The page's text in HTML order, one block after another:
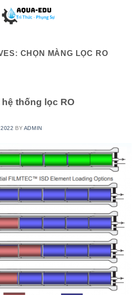
CHỌN MÀNG LỌC RO
thống lọc RO
BY ADMIN